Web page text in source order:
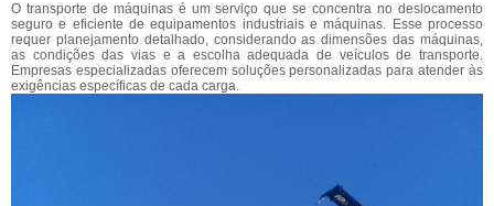
O transporte de máquinas é um serviço que se concentra no deslocamento
seguro e eficiente de equipamentos industriais e máquinas. Esse processo
requer planejamento detalhado, considerando as dimensões das máquinas,
as condições das vias e a escolha adequada de veículos de transporte.
Empresas especializadas oferecem soluções personalizadas para atender às
exigências específicas de cada carga.